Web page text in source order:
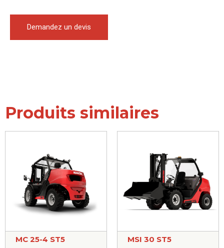
Demandez un devis
Produits similaires
MC 25-4 ST5 MSI 30 ST5